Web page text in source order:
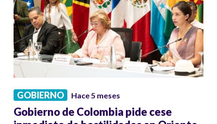
GOBIERNO Hace 5 meses
Gobierno de Colombia pide cese